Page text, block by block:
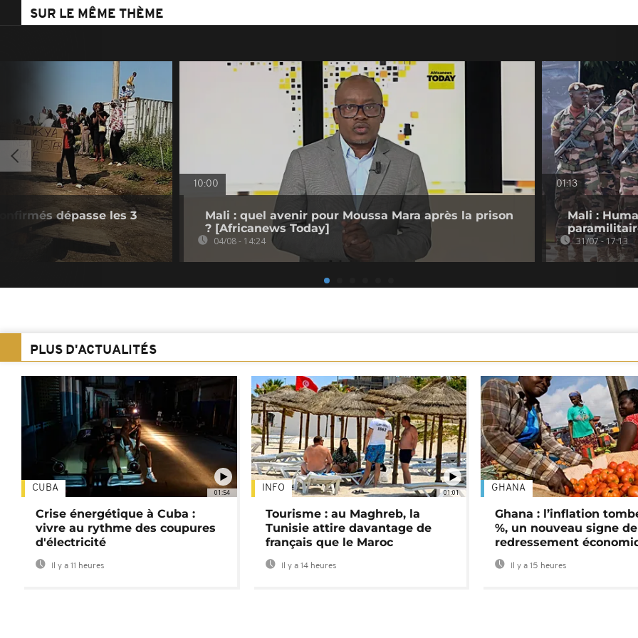
SUR LE MÊME THÈME
dépasse les 3
10:00
Mali : quel avenir pour Moussa Mara après la prison
? [Africanews Today]
04/08 - 14:24
01:13
Mali :
31/07 - 17:13
PLUS D'ACTUALITÉS
01:54
CUBA
Crise énergétique à Cuba :
vivre au rythme des coupures
d'électricité
Il y a 11 heures
01:01
INFO
Tourisme : au Maghreb, la
Tunisie attire davantage de
français que le Maroc
Il y a 14 heures
GHANA
Ghana : l’inflation
%, un nouveau signe de
redressement
Il y a 15 heures